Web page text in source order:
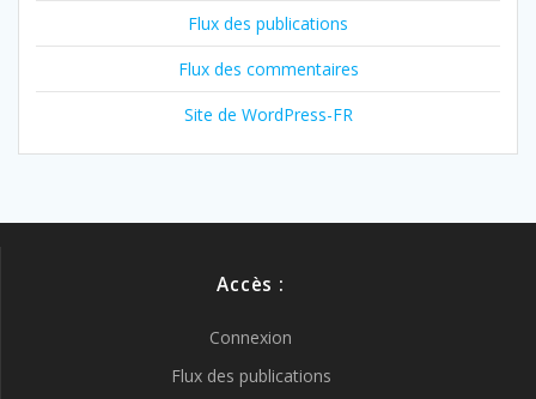
Flux des publications
Flux des commentaires
Site de WordPress-FR
Accès :
Connexion
Flux des publications